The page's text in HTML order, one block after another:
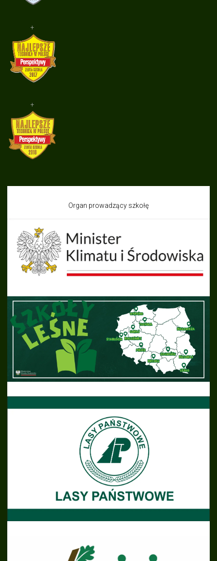
+
+
Organ prowadzący szkołę